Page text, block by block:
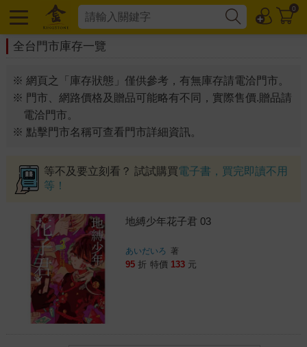
0
全台門市庫存一覽
※ 網頁之「庫存狀態」僅供參考，有無庫存請電洽門市。
※ 門市、網路價格及贈品可能略有不同，實際售價.贈品請
電洽門市。
※ 點擊門市名稱可查看門市詳細資訊。
等不及要立刻看？ 試試購買電子書，買完即讀不用
等！
地縛少年花子君 03
あいだいろ 著
95 折 特價 133 元